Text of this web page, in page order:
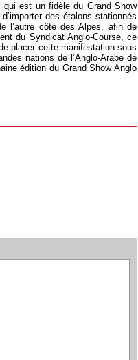
est un fidèle du Grand Show
des étalons stationnés
l’autre côté des Alpes, afin de
du Syndicat Anglo-Course, ce
placer cette manifestation sous
nations de l’Anglo-Arabe de
édition du Grand Show Anglo